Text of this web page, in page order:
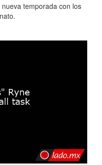
temporada con los